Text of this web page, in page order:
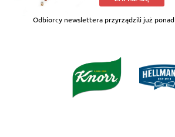
Odbiorcy newslettera przyrządzili już ponad